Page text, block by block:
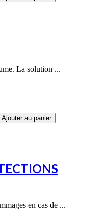
La solution ...
en cas de ...